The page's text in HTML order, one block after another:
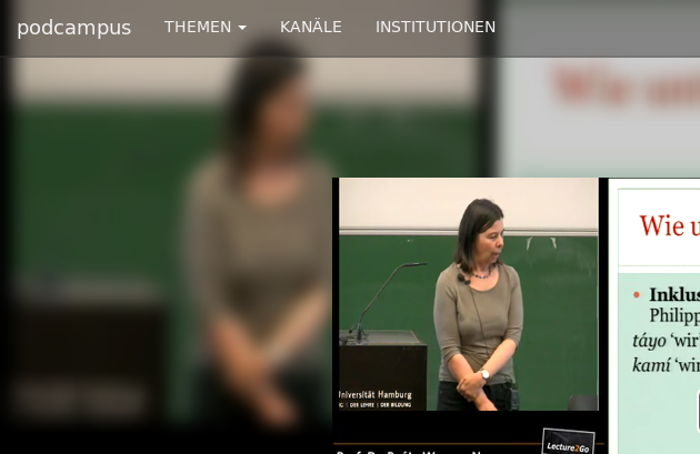
podcampus THEMEN KANÄLE INSTITUTIONEN